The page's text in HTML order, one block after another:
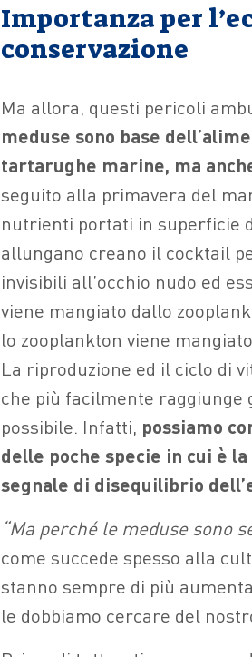
Importanza per
conservazione
Ma allora, questi pericoli
meduse sono base
tartarughe marine, ma
seguito alla primavera del
nutrienti portati in superficie
allungano creano il cocktail
invisibili all’occhio nudo ed
viene mangiato dallo
lo zooplankton viene
La riproduzione ed il ciclo di
che più facilmente raggiunge
possibile. Infatti, possiamo
delle poche specie in cui è
segnale di disequilibrio
“Ma perché le meduse sono
come succede spesso alla
stanno sempre di più
le dobbiamo cercare del